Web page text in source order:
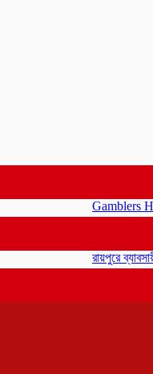
Gamblers Have
রায়পুরে ব্যাবসায়ী ও